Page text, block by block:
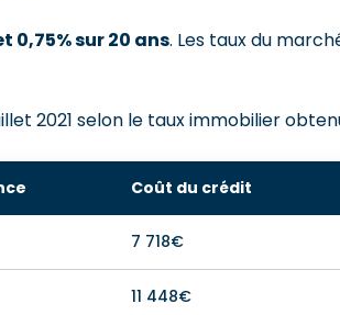
0,75% sur 20 ans. Les taux du
2021 selon le taux immobilier
Coût du crédit
7 718€
11 448€